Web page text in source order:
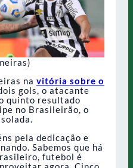
na vitória sobre o
gols, o atacante
quinto resultado
no Brasileirão, o
pela dedicação e
Sabemos que há
futebol é